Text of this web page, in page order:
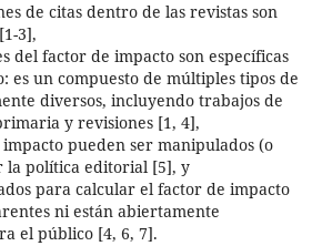
de citas dentro de las revistas son
3],
del factor de impacto son específicas
es un compuesto de múltiples tipos de
diversos, incluyendo trabajos de
y revisiones [1, 4],
pueden ser manipulados (o
la política editorial [5], y
para calcular el factor de impacto
ni están abiertamente
el público [4, 6, 7].